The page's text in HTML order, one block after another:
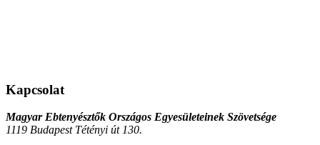
Kapcsolat
Magyar Ebtenyésztők Országos Egyesületeinek Szövetsége
1119 Budapest Tétényi út 130.